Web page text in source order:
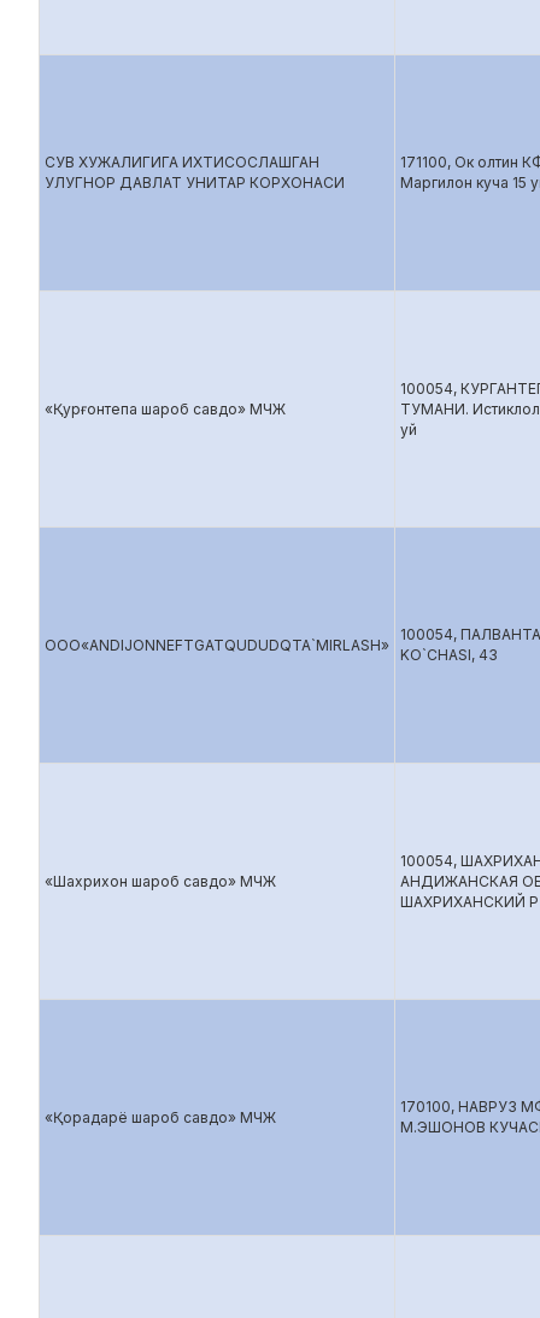
СУВ ХУЖАЛИГИГА ИХТИСОСЛАШГАН
УЛУГНОР ДАВЛАТ УНИТАР КОРХОНАСИ
171100, Ок олтин
Маргилон куча 15
«Қурғонтепа шароб савдо» МЧЖ
100054,
ТУМАНИ. Истиклол
уй
ООО«ANDIJONNEFTGATQUDUDQTA`MIRLASH»
100054,
KO`CHASI, 43
«Шахрихон шароб савдо» МЧЖ
100054,
АНДИЖАНСКАЯ
ШАХРИХАНСКИЙ Р
«Қорадарё шароб савдо» МЧЖ
170100, НАВРУЗ
М.ЭШОНОВ